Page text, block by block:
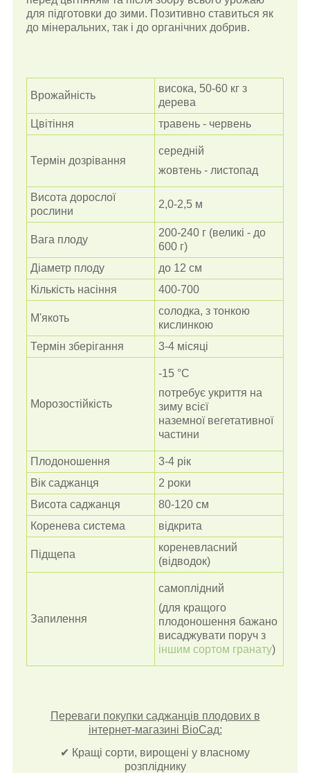
для підготовки до зими. Позитивно ставиться як
до мінеральних, так і до органічних добрив.
Врожайність
висока, 50-60 кг з
дерева
Цвітіння
травень - червень
Термін дозрівання
середній
жовтень - листопад
Висота дорослої
рослини
2,0-2,5 м
Вага плоду
200-240 г (великі - до
600 г)
Діаметр плоду
до 12 см
Кількість насіння
400-700
М'якоть
солодка, з тонкою
кислинкою
Термін зберігання
3-4 місяці
Морозостійкість
-15 °C
потребує укриття на
зиму всієї
наземної вегетативної
частини
Плодоношення
3-4 рік
Вік саджанця
2 роки
Висота саджанця
80-120 см
Коренева система
відкрита
Підщепа
кореневласний
(відводок)
Запилення
самоплідний
(для кращого
плодоношення бажано
висаджувати поруч з
іншим сортом гранату)
Переваги покупки саджанців плодових в
інтернет-магазині ВіоСад:
✔ Кращі сорти, вирощені у власному
розпліднику